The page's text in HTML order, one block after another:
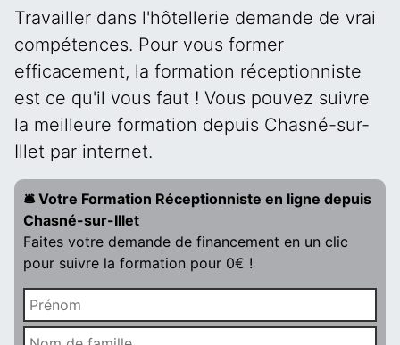
Travailler dans l'hôtellerie demande de vrai
compétences. Pour vous former
efficacement, la formation réceptionniste
est ce qu'il vous faut ! Vous pouvez suivre
la meilleure formation depuis Chasné-sur-
Illet par internet.
🛎️ Votre Formation Réceptionniste en ligne depuis
Chasné-sur-Illet
Faites votre demande de financement en un clic
pour suivre la formation pour 0€ !